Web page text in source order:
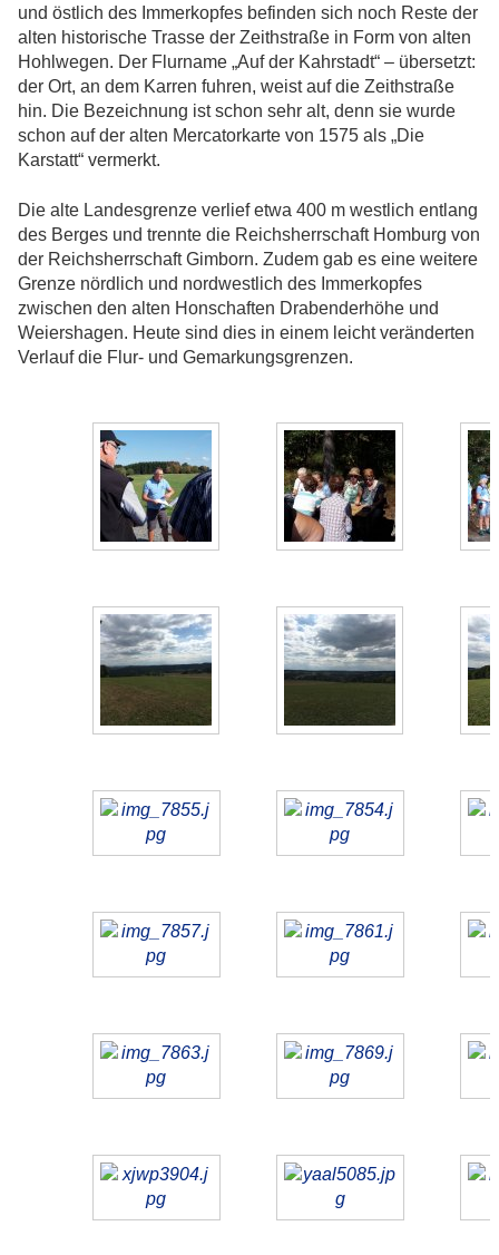
und östlich des Immerkopfes befinden sich noch Reste der
alten historische Trasse der Zeithstraße in Form von alten
Hohlwegen. Der Flurname „Auf der Kahrstadt“ – übersetzt:
der Ort, an dem Karren fuhren, weist auf die Zeithstraße
hin. Die Bezeichnung ist schon sehr alt, denn sie wurde
schon auf der alten Mercatorkarte von 1575 als „Die
Karstatt“ vermerkt.
Die alte Landesgrenze verlief etwa 400 m westlich entlang
des Berges und trennte die Reichsherrschaft Homburg von
der Reichsherrschaft Gimborn. Zudem gab es eine weitere
Grenze nördlich und nordwestlich des Immerkopfes
zwischen den alten Honschaften Drabenderhöhe und
Weiershagen. Heute sind dies in einem leicht veränderten
Verlauf die Flur- und Gemarkungsgrenzen.